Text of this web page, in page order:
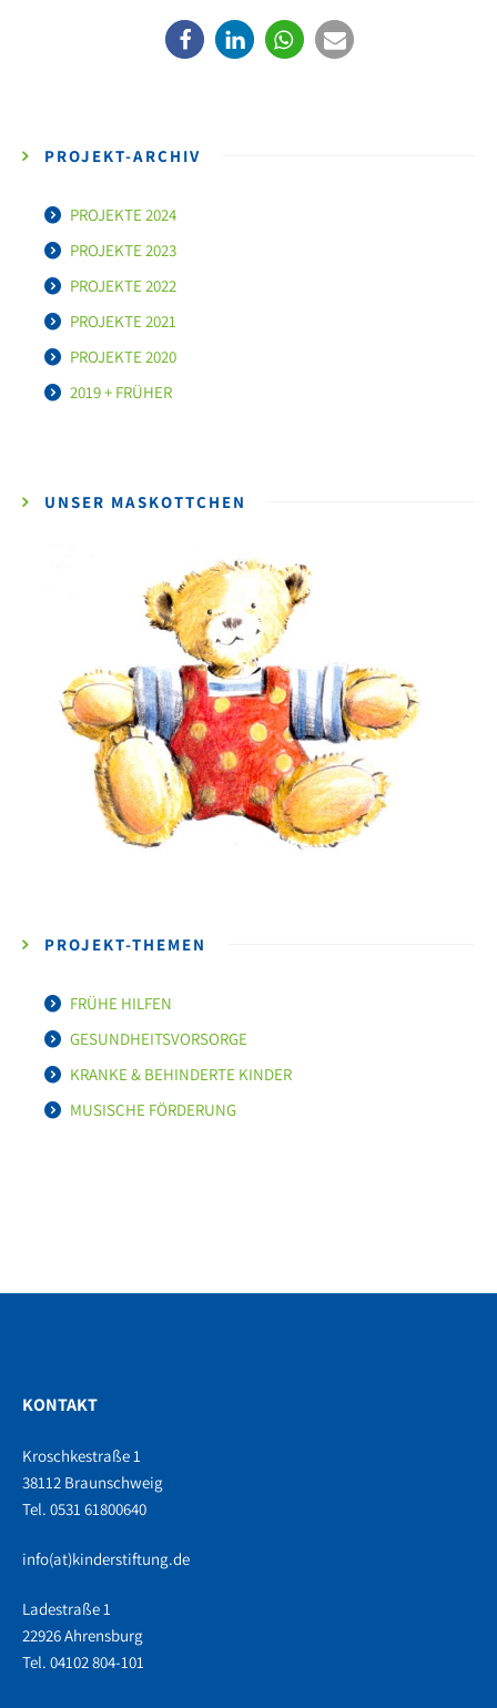
PROJEKT-ARCHIV
PROJEKTE 2024
PROJEKTE 2023
PROJEKTE 2022
PROJEKTE 2021
PROJEKTE 2020
2019 + FRÜHER
UNSER MASKOTTCHEN
PROJEKT-THEMEN
FRÜHE HILFEN
GESUNDHEITSVORSORGE
KRANKE & BEHINDERTE KINDER
MUSISCHE FÖRDERUNG
KONTAKT
Kroschkestraße 1
38112 Braunschweig
Tel. 0531 61800640
info(at)kinderstiftung.de
Ladestraße 1
22926 Ahrensburg
Tel. 04102 804-101